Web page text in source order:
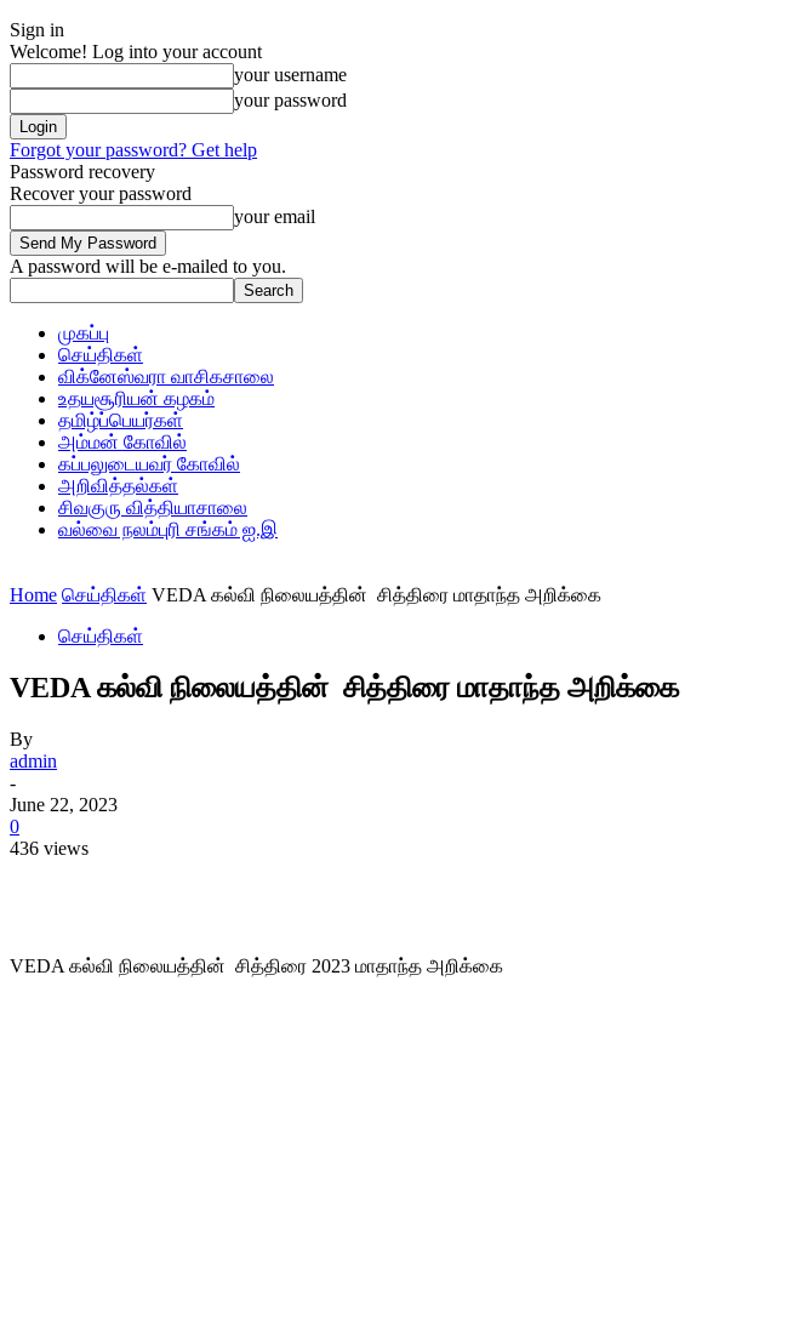
Sign in
Welcome! Log into your account
your username
your password
Forgot your password? Get help
Password recovery
Recover your password
your email
A password will be e-mailed to you.
முகப்பு
செய்திகள்
விக்னேஸ்வரா வாசிகசாலை
உதயசூரியன் கழகம்
தமிழ்ப்பெயர்கள்
அம்மன் கோவில்
கப்பலுடையவர் கோவில்
அறிவித்தல்கள்
சிவகுரு வித்தியாசாலை
வல்வை நலம்புரி சங்கம் ஐ.இ
Home செய்திகள் VEDA கல்வி நிலையத்தின் சித்திரை மாதாந்த அறிக்கை
செய்திகள்
VEDA கல்வி நிலையத்தின் சித்திரை மாதாந்த அறிக்கை
By
admin
-
June 22, 2023
0
436 views
VEDA கல்வி நிலையத்தின் சித்திரை 2023 மாதாந்த அறிக்கை